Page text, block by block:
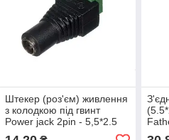
Штекер (роз'єм) живлення
з колодкою під гвинт
Power jack 2pin - 5,5*2.5